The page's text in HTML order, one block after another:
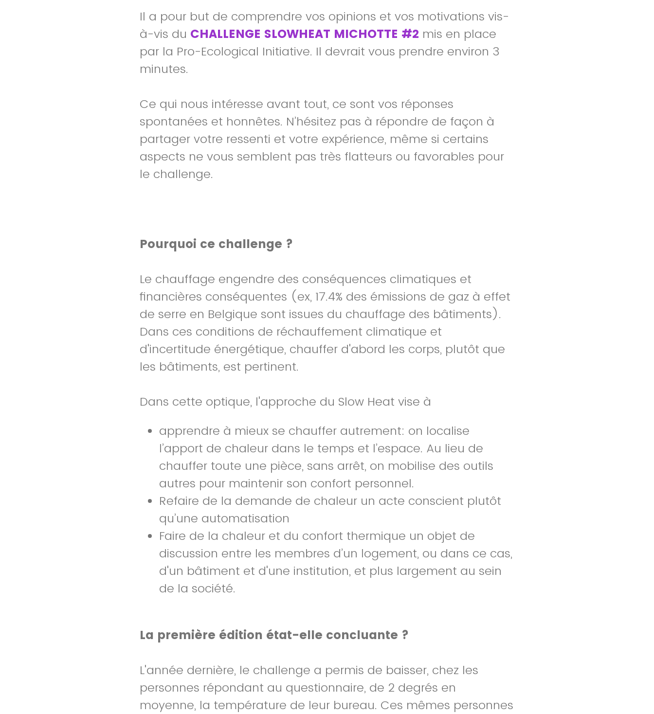
Il a pour but de comprendre vos opinions et vos motivations vis-
à-vis du CHALLENGE SLOWHEAT MICHOTTE #2 mis en place
par la Pro-Ecological Initiative. Il devrait vous prendre environ 3
minutes.
Ce qui nous intéresse avant tout, ce sont vos réponses
spontanées et honnêtes. N’hésitez pas à répondre de façon à
partager votre ressenti et votre expérience, même si certains
aspects ne vous semblent pas très flatteurs ou favorables pour
le challenge.
Pourquoi ce challenge ?
Le chauffage engendre des conséquences climatiques et
financières conséquentes (ex, 17.4% des émissions de gaz à effet
de serre en Belgique sont issues du chauffage des bâtiments).
Dans ces conditions de réchauffement climatique et
d'incertitude énergétique, chauffer d'abord les corps, plutôt que
les bâtiments, est pertinent.
Dans cette optique, l'approche du Slow Heat vise à
apprendre à mieux se chauffer autrement: on localise
l’apport de chaleur dans le temps et l’espace. Au lieu de
chauffer toute une pièce, sans arrêt, on mobilise des outils
autres pour maintenir son confort personnel.
Refaire de la demande de chaleur un acte conscient plutôt
qu’une automatisation
Faire de la chaleur et du confort thermique un objet de
discussion entre les membres d’un logement, ou dans ce cas,
d'un bâtiment et d'une institution, et plus largement au sein
de la société.
La première édition état-elle concluante ?
L'année dernière, le challenge a permis de baisser, chez les
personnes répondant au questionnaire, de 2 degrés en
moyenne, la température de leur bureau. Ces mêmes personnes